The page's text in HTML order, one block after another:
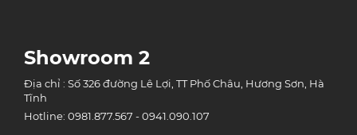
Showroom 2
Địa chỉ : Số 326 đường Lê Lợi, TT Phố Châu, Hương Sơn, Hà
Tĩnh
Hotline: 0981.877.567 - 0941.090.107